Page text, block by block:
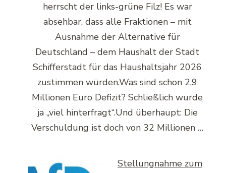
herrscht der links-grüne Filz! Es war
absehbar, dass alle Fraktionen – mit
Ausnahme der Alternative für
Deutschland – dem Haushalt der Stadt
Schifferstadt für das Haushaltsjahr 2026
zustimmen würden.Was sind schon 2,9
Millionen Euro Defizit? Schließlich wurde
ja „viel hinterfragt“.Und überhaupt: Die
Verschuldung ist doch von 32 Millionen …
Stellungnahme zum